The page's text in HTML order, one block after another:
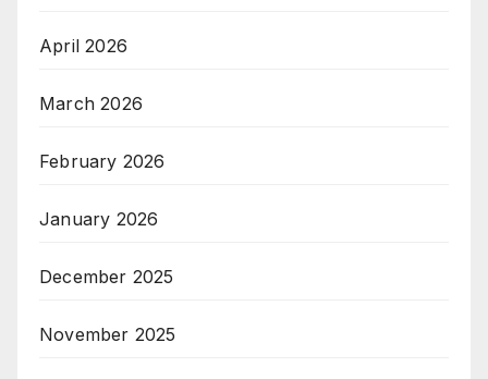
April 2026
March 2026
February 2026
January 2026
December 2025
November 2025